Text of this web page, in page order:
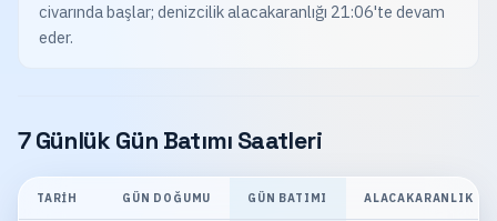
civarında başlar; denizcilik alacakaranlığı 21:06'te devam
eder.
7 Günlük Gün Batımı Saatleri
TARIH GÜN DOĞUMU GÜN BATIMI ALACAKARANLIK